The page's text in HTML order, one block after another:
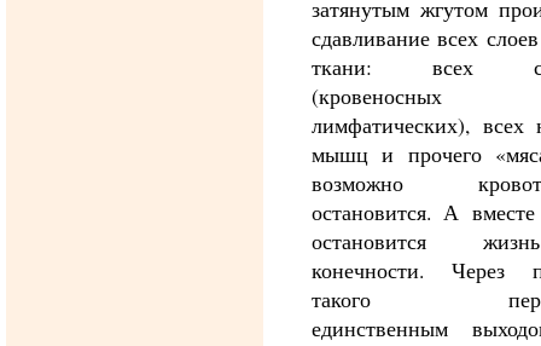
затянутым жгутом
сдавливание всех
ткани: всех
лимфатических), всех
мышц и прочего
возможно
остановится. А
остановится
конечности. Через
такого
единственным